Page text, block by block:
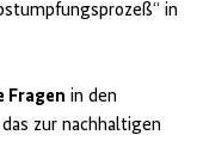
in
in den
zur nachhaltigen